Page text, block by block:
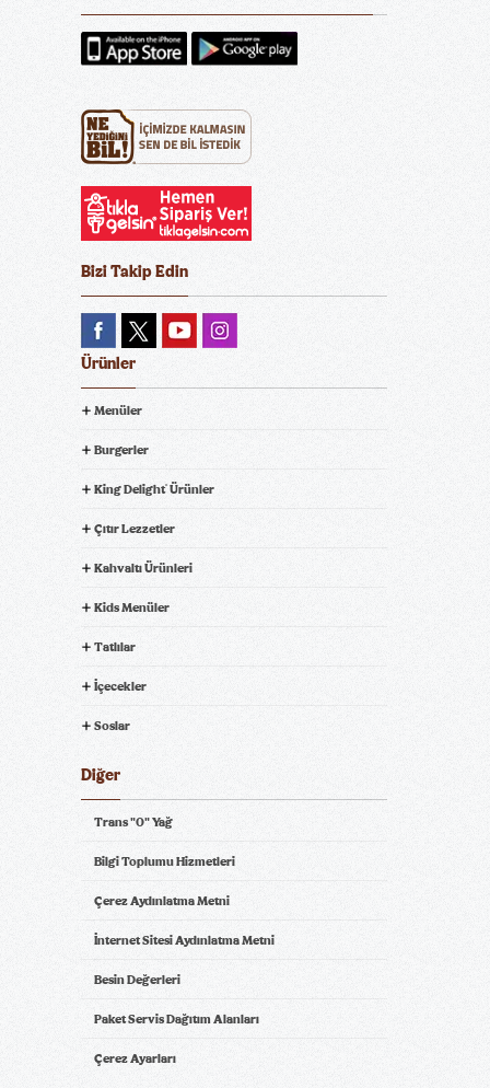
Bizi Takip Edin
Ürünler
Menüler
Burgerler
King Delight® Ürünler
Çıtır Lezzetler
Kahvaltı Ürünleri
Kids Menüler
Tatlılar
İçecekler
Soslar
Diğer
Trans "0" Yağ
Bilgi Toplumu Hizmetleri
Çerez Aydınlatma Metni
İnternet Sitesi Aydınlatma Metni
Besin Değerleri
Paket Servis Dağıtım Alanları
Çerez Ayarları